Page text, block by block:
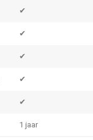
✔
✔
✔
✔
✔
1 jaar